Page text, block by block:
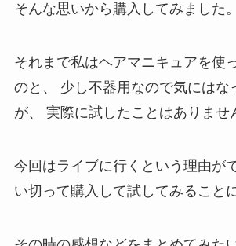
そんな思いから購入してみました。
それまで私はヘアマニキュアを使
のと、
少し不器用なので気にはな
が、
実際に試したことはありませ
今回はライブに行くという理由が
い切って購入して試してみること